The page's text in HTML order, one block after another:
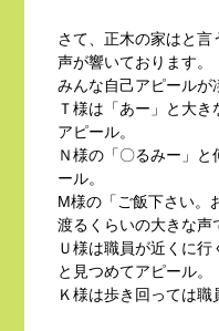
さて、正木の家はと
声が響いております。
みんな自己アピールが
Ｔ様は「あー」と大
アピール。
Ｎ様の「〇るみー」
ール。
М様の「ご飯下さい。
渡るくらいの大きな声
Ｕ様は職員が近くに
と見つめてアピール。
Ｋ様は歩き回っては職